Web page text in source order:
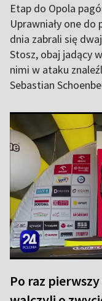
Etap do Opola
Uprawniały one
dnia zabrali się
Stosz, obaj jadący
nimi w ataku
Sebastian
Po raz